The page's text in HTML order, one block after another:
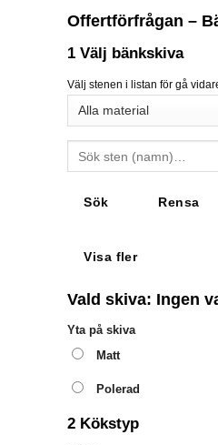
Offertförfrågan –
1 Välj bänkskiva
Välj stenen i listan för gå
Sök Rensa
Visa fler
Vald skiva: Ingen
Yta på skiva
Matt
Polerad
2 Kökstyp